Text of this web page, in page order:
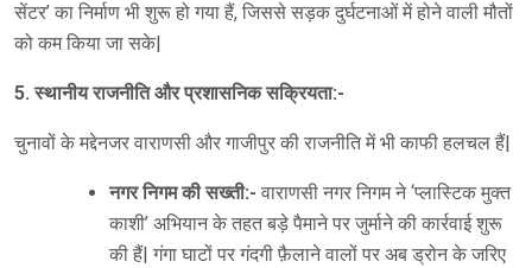
सेंटर’ का निर्माण भी शुरू हो गया हैं, जिससे सड़क दुर्घटनाओं में होने वाली मौतों
को कम किया जा सके|
5. स्थानीय राजनीति और प्रशासनिक सक्रियता:-
चुनावों के मद्देनजर वाराणसी और गाजीपुर की राजनीति में भी काफी हलचल हैं|
नगर निगम की सख्ती:- वाराणसी नगर निगम ने ‘प्लास्टिक मुक्त
काशी’ अभियान के तहत बड़े पैमाने पर जुर्माने की कार्रवाई शुरू
की हैं| गंगा घाटों पर गंदगी फ़ैलाने वालों पर अब ड्रोन के जरिए